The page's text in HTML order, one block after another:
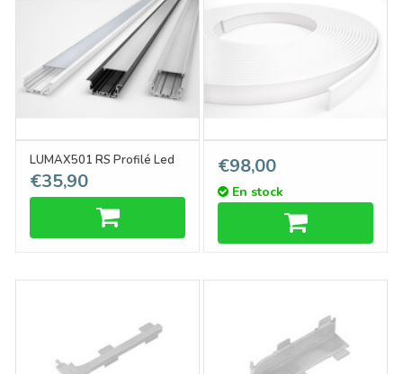
LUMAX501 RS Profilé Led
encastré 53mm 1m-2m
€35,90
Cover C3 ClickDessus Blanc
laiteux - Rouleau de 20
mètres
€98,00
En stock